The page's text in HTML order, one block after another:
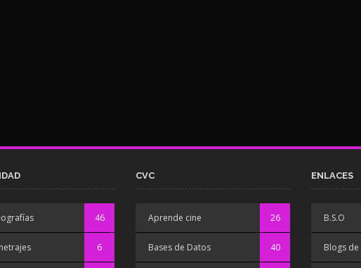
46
6
CVC
Aprende cine 26
Bases de Datos 40
ENLACES
B.S.O
Blogs de